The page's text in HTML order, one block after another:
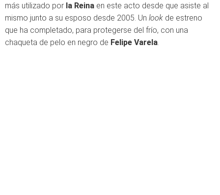
más utilizado por la Reina en este acto desde que asiste al
mismo junto a su esposo desde 2005. Un look de estreno
que ha completado, para protegerse del frío, con una
chaqueta de pelo en negro de Felipe Varela